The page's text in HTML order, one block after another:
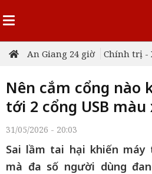
An Giang 24 giờ Chính trị -
Nên cắm cổng nào
tới 2 cổng USB màu
31/05/2026 - 20:03
Sai lầm tai hại khiến máy
mà đa số người dùng